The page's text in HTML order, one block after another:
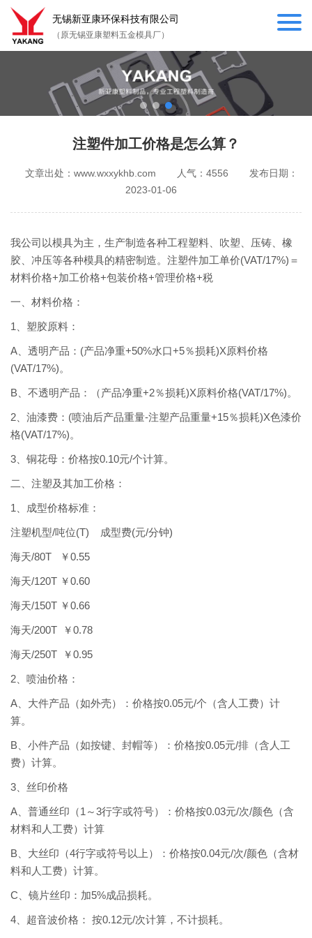
无锡新亚康环保科技有限公司
（原无锡亚康塑料五金模具厂）
注塑件加工价格是怎么算？
文章出处：www.wxxykhb.com 人气：4556
发布日期：
2023-01-06
我公司以模具为主，生产制造各种工程塑料、吹塑、压铸、橡
胶、冲压等各种模具的精密制造。注塑件加工单价(VAT/17%)＝
材料价格+加工价格+包装价格+管理价格+税
一、材料价格：
1、塑胶原料：
A、透明产品：(产品净重+50%水口+5％损耗)X原料价格
(VAT/17%)。
B、不透明产品：（产品净重+2％损耗)X原料价格(VAT/17%)。
2、油漆费：(喷油后产品重量-注塑产品重量+15％损耗)X色漆价
格(VAT/17%)。
3、铜花母：价格按0.10元/个计算。
二、注塑及其加工价格：
1、成型价格标准：
注塑机型/吨位(T) 成型费(元/分钟)
海天/80T ￥0.55
海天/120T ￥0.60
海天/150T ￥0.66
海天/200T ￥0.78
海天/250T ￥0.95
2、喷油价格：
A、大件产品（如外壳）：价格按0.05元/个（含人工费）计
算。
B、小件产品（如按键、封帽等）：价格按0.05元/排（含人工
费）计算。
3、丝印价格
A、普通丝印（1～3行字或符号）：价格按0.03元/次/颜色（含
材料和人工费）计算
B、大丝印（4行字或符号以上）：价格按0.04元/次/颜色（含材
料和人工费）计算。
C、镜片丝印：加5%成品损耗。
4、超音波价格： 按0.12元/次计算，不计损耗。